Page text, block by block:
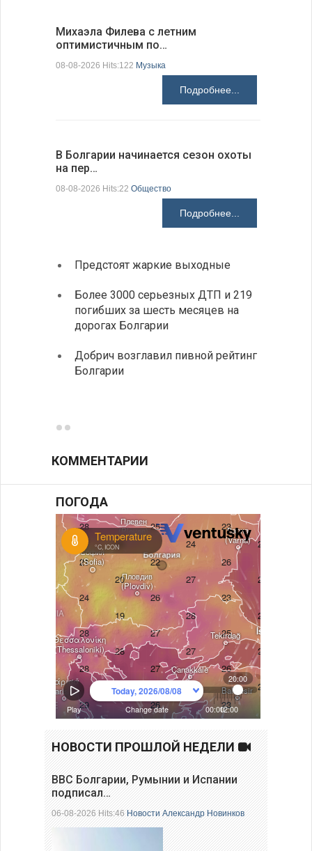
Михаэла Филева с летним
оптимистичным по…
08-08-2026 Hits:122 Музыка
Подробнее...
В Болгарии начинается сезон охоты
на пер…
08-08-2026 Hits:22 Общество
Подробнее...
Предстоят жаркие выходные
Более 3000 серьезных ДТП и 219
погибших за шесть месяцев на
дорогах Болгарии
Добрич возглавил пивной рейтинг
Болгарии
КОММЕНТАРИИ
ПОГОДА
НОВОСТИ ПРОШЛОЙ НЕДЕЛИ
ВВС Болгарии, Румынии и Испании
подписал…
06-08-2026 Hits:46Новости Александр Новинков